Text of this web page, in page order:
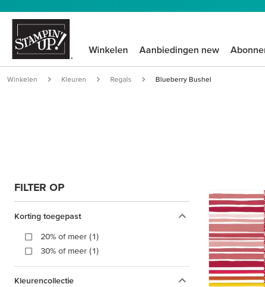
Winkelen Aanbiedingen new
Winkelen Kleuren Regals Blueberry Bushel
FILTER OP
Korting toegepast
20% of meer (1)
30% of meer (1)
Kleurencollectie